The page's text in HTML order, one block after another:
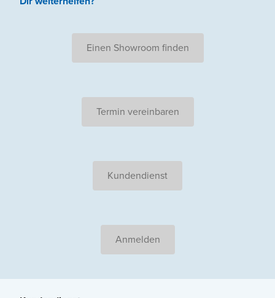
Einen Showroom finden
Termin vereinbaren
Kundendienst
Anmelden